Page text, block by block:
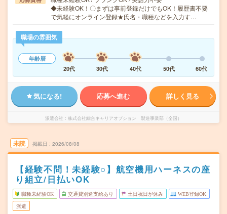
◆未経験OK！〇まずは事前登録だけでもOK！履歴書不要
で気軽にオンライン登録★氏名・職種などを入力す…
職場の雰囲気
年齢層
20代
30代 40代 50代 60代
気になる! 応募へ進む 詳しく見る
派遣会社 株式会社綜合キャリアオプション 製造事業部（全国）
未読 掲載日 2026/08/08
【経験不問！未経験○】航空機用ハーネスの座
り組立/日払いOK
職種未経験OK 交通費別途支給あり 土日祝日が休み WEB登録OK
派遣